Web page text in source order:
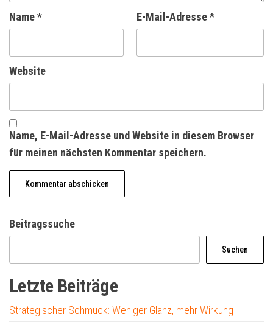
Name* E-Mail-Adresse*
Website
Name, E-Mail-Adresse und Website in diesem Browser
für meinen nächsten Kommentar speichern.
Beitragssuche
Suchen
Letzte Beiträge
Strategischer Schmuck: Weniger Glanz, mehr Wirkung